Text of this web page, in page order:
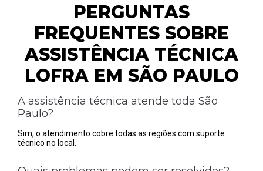
PERGUNTAS
FREQUENTES SOBRE
ASSISTÊNCIA TÉCNICA
LOFRA EM SÃO PAULO
A assistência técnica atende toda São
Paulo?
Sim, o atendimento cobre todas as regiões com suporte
técnico no local.